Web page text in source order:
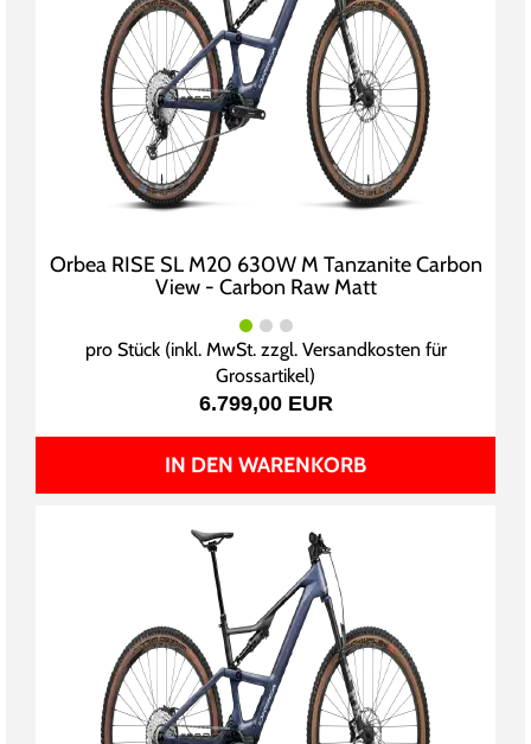
Orbea RISE SL M20 630W M Tanzanite Carbon
View - Carbon Raw Matt
pro Stück (inkl. MwSt. zzgl. Versandkosten für
Grossartikel)
6.799,00 EUR
IN DEN WARENKORB